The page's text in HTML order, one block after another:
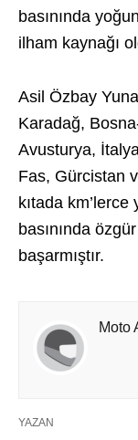
basınında
ilham kaynağı
Asil Özbay
Karadağ,
Avusturya,
Fas, Gürcistan
kıtada
basınında
başarmıştır.
Moto
YAZAN